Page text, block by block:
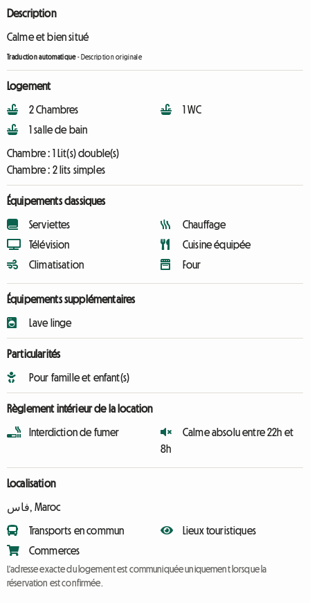
Description
Calme et bien situé
Traduction automatique- Description originale
Logement
2 Chambres
1 salle de bain
1 WC
Chambre : 1 Lit(s) double(s)
Chambre : 2 lits simples
Équipements classiques
Serviettes
Télévision
Climatisation
Chauffage
Cuisine équipée
Four
Équipements supplémentaires
Lave linge
Particularités
Pour famille et enfant(s)
Règlement intérieur de la location
Interdiction de fumer
Calme absolu entre 22h et
8h
Localisation
فاس, Maroc
Transports en commun
Commerces
Lieux touristiques
L'adresse exacte du logement est communiquée uniquement lorsque la
réservation est confirmée.